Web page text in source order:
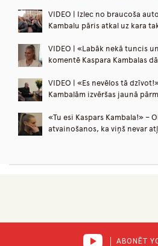
VIDEO | Izlec no braucoša
Kambalu pāris atkal uz kara
VIDEO | «Labāk nekā tuncis
komentē Kaspara Kambalas
VIDEO | «Es nevēlos tā
Kambalām izvēršas jaunā
«Tu esi Kaspars Kambala!» –
atvainošanos, ka viņš nevar
ABONĒT